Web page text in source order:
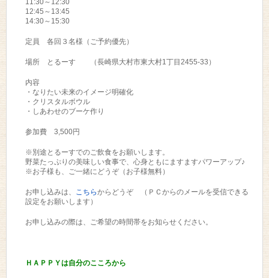
11:30～12:30
12:45～13:45
14:30～15:30
定員 各回３名様（ご予約優先）
場所 とるーす （長崎県大村市東大村1丁目2455-33）
内容
・なりたい未来のイメージ明確化
・クリスタルボウル
・しあわせのブーケ作り
参加費 3,500円
※別途とるーすでのご飲食をお願いします。
野菜たっぷりの美味しい食事で、心身ともにますますパワーアップ♪
※お子様も、ご一緒にどうぞ（お子様無料）
お申し込みは、 こちらからどうぞ （ＰＣからのメールを受信できる
設定をお願いします）
お申し込みの際は、ご希望の時間帯をお知らせください。
ＨＡＰＰＹは自分のこころから